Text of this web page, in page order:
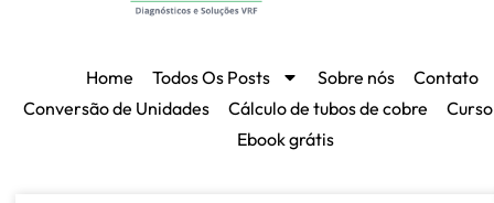
Home Todos Os Posts Sobre nós
Contato
Conversão de Unidades
Cálculo de tubos de cobre
Ebook grátis